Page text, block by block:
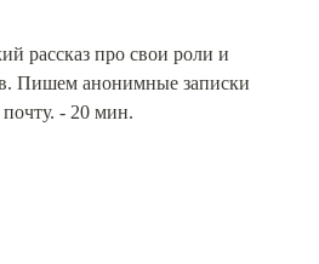
рассказ про свои роли и
Пишем анонимные записки